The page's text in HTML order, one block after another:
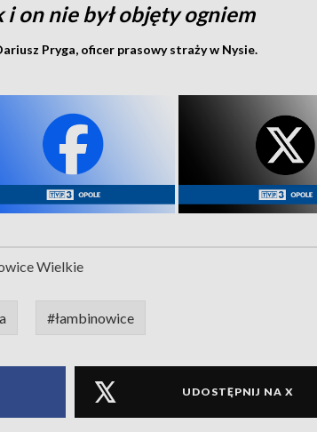
on nie był objęty ogniem
Pryga, oficer prasowy straży w Nysie.
Wielkie
#łambinowice
UDOSTĘPNIJ NA X